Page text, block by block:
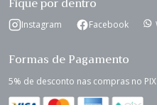
Instagram Facebook
Formas de Pagamento
5% de desconto nas compras no PIX